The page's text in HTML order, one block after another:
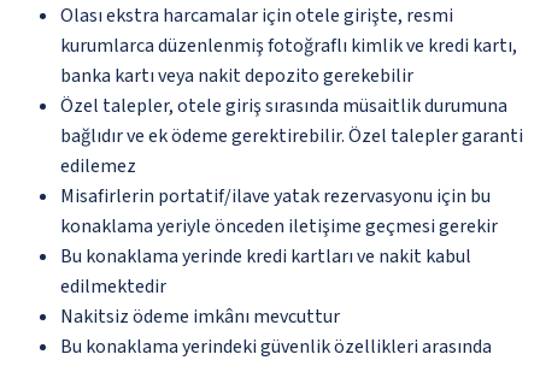
Olası ekstra harcamalar için otele girişte, resmi
kurumlarca düzenlenmiş fotoğraflı kimlik ve kredi kartı,
banka kartı veya nakit depozito gerekebilir
Özel talepler, otele giriş sırasında müsaitlik durumuna
bağlıdır ve ek ödeme gerektirebilir. Özel talepler garanti
edilemez
Misafirlerin portatif/ilave yatak rezervasyonu için bu
konaklama yeriyle önceden iletişime geçmesi gerekir
Bu konaklama yerinde kredi kartları ve nakit kabul
edilmektedir
Nakitsiz ödeme imkânı mevcuttur
Bu konaklama yerindeki güvenlik özellikleri arasında